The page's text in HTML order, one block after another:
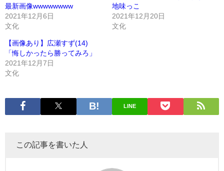
最新画像wwwwwwww
2021年12月6日
文化
地味っこ
2021年12月20日
文化
【画像あり】広瀬すず(14)
「悔しかったら勝ってみろ」
2021年12月7日
文化
LINE
この記事を書いた人